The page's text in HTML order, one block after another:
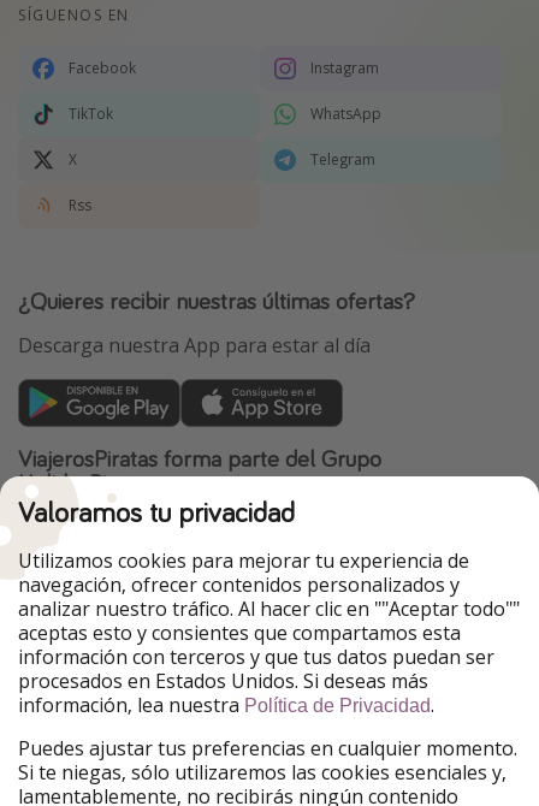
SÍGUENOS EN
Facebook Instagram
TikTok WhatsApp
X Telegram
Rss
¿Quieres recibir nuestras últimas ofertas?
Descarga nuestra App para estar al día
ViajerosPiratas forma parte del Grupo
HolidayPirates
Nuestros mercados
PiratinViaggio
HolidayPirates
VakantiePiraten
WakacyjniPiraci
VoyagesPirates
Ferienpiraten
Urlaubspiraten
Urlaubspiraten
TravelPirates
Nuestro grupo
HolidayPirates Group
Conócenos mejor Información legal
Valoramos tu privacidad
Utilizamos cookies para mejorar tu experiencia de
navegación, ofrecer contenidos personalizados y
analizar nuestro tráfico. Al hacer clic en ""Aceptar todo""
aceptas esto y consientes que compartamos esta
información con terceros y que tus datos puedan ser
procesados en Estados Unidos. Si deseas más
información, lea nuestra Política de Privacidad.
Puedes ajustar tus preferencias en cualquier momento.
Si te niegas, sólo utilizaremos las cookies esenciales y,
lamentablemente, no recibirás ningún contenido